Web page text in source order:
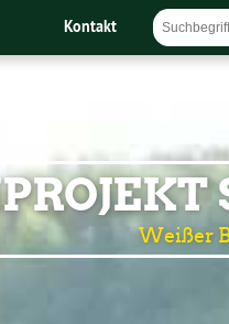
Kontakt
Weißer